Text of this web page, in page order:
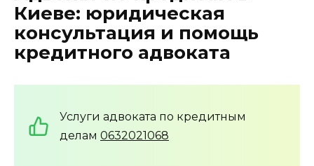
Киеве: юридическая
консультация и помощь
кредитного адвоката
Услуги адвоката по кредитным
делам 0632021068